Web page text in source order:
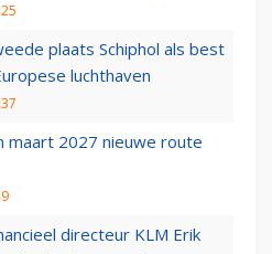
plaats Schiphol als best
luchthaven
maart 2027 nieuwe route
directeur KLM Erik